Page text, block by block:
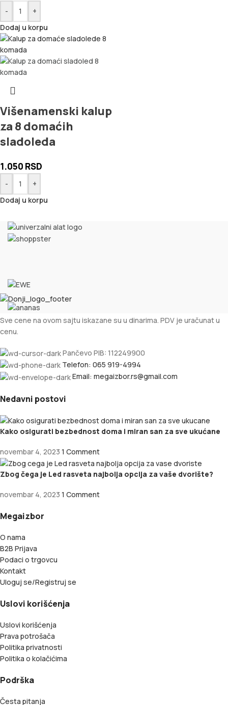
-
+
Dodaj u korpu
Višenamenski kalup
za 8 domaćih
sladoleda
1.050 RSD
-
+
Dodaj u korpu
Sve cene na ovom sajtu iskazane su u dinarima. PDV je uračunat u
cenu.
Pančevo PIB: 112249900
Telefon: 065 919-4994
Email: megaizbor.rs@gmail.com
Nedavni postovi
Kako osigurati bezbednost doma i miran san za sve ukućane
novembar 4, 2023 1 Comment
Zbog čega je Led rasveta najbolja opcija za vaše dvorište?
novembar 4, 2023 1 Comment
Megaizbor
O nama
B2B Prijava
Podaci o trgovcu
Kontakt
Uloguj se/Registruj se
Uslovi korišćenja
Uslovi korišćenja
Prava potrošača
Politika privatnosti
Politika o kolačićima
Podrška
Česta pitanja